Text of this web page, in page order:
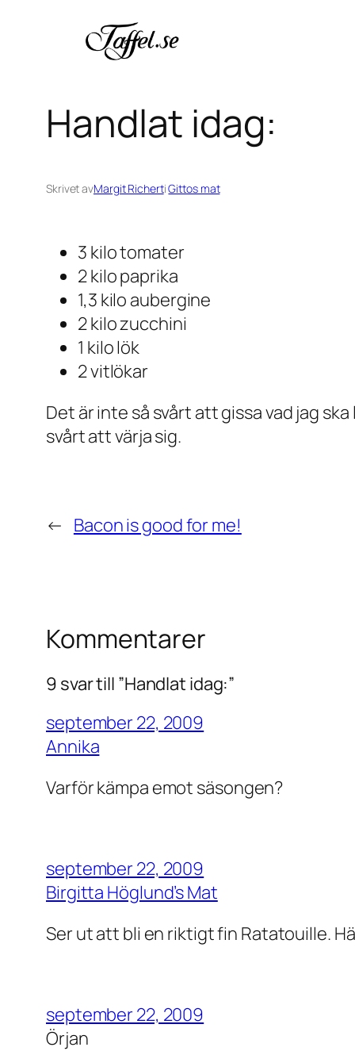
Handlat idag:
Skrivet avMargit RichertiGittos mat
3 kilo tomater
2 kilo paprika
1,3 kilo aubergine
2 kilo zucchini
1 kilo lök
2 vitlökar
Det är inte så svårt att gissa vad jag
svårt att värja sig.
← Bacon is good for me!
Kommentarer
9 svar till ”Handlat idag:”
september 22, 2009
Annika
Varför kämpa emot säsongen?
september 22, 2009
Birgitta Höglund’s Mat
Ser ut att bli en riktigt fin Ratatouille.
september 22, 2009
Örjan